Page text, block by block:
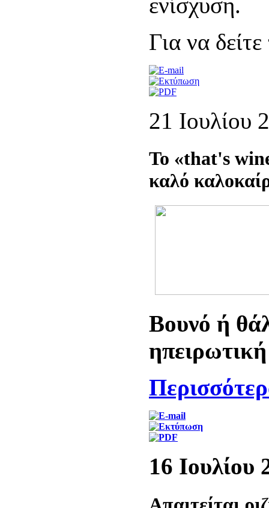
Για να
21 Ιουλίου
Το «that's
καλό
Βουνό ή
16 Ιουλίου